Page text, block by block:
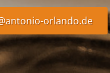
orlando.de